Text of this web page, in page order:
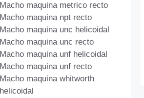
Macho maquina metrico recto
Macho maquina npt recto
Macho maquina unc helicoidal
Macho maquina unc recto
Macho maquina unf helicoidal
Macho maquina unf recto
Macho maquina whitworth
helicoidal